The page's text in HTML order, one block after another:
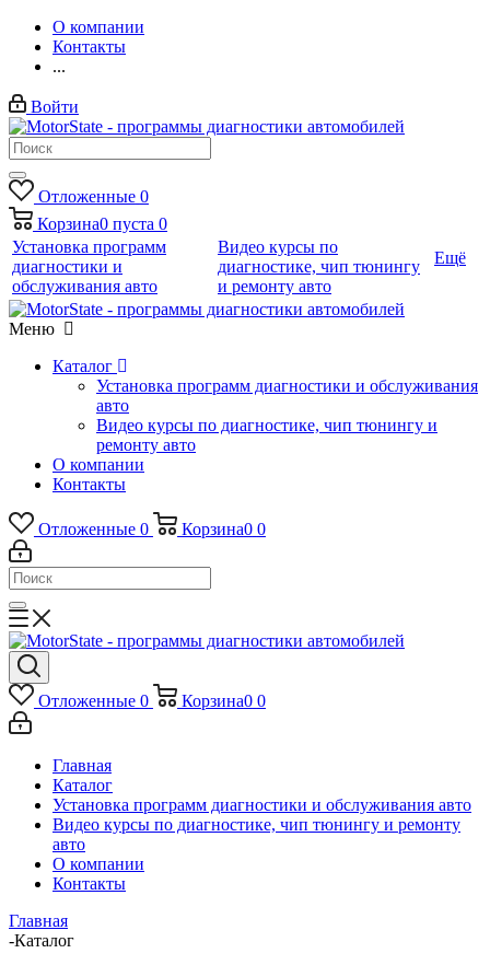
О компании
Контакты
...
Войти
Отложенные 0
Корзина0 пуста 0
Установка программ
диагностики и
обслуживания авто
Видео курсы по
диагностике, чип тюнингу
и ремонту авто
Ещё
Меню
Каталог
Установка программ диагностики и обслуживания
авто
Видео курсы по диагностике, чип тюнингу и
ремонту авто
О компании
Контакты
Отложенные 0 Корзина0 0
Отложенные 0 Корзина0 0
Главная
Каталог
Установка программ диагностики и обслуживания авто
Видео курсы по диагностике, чип тюнингу и ремонту
авто
О компании
Контакты
Главная
-Каталог